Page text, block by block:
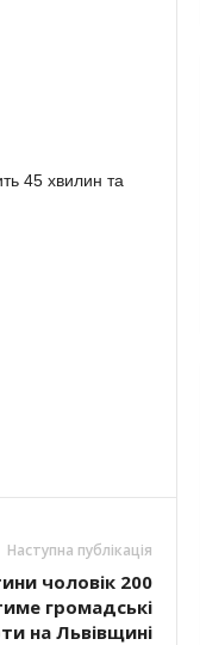
45 хвилин та
Наступна публікація
чоловік 200
громадські
на Львівщині